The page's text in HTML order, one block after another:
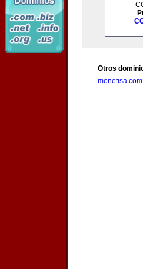
Otros
monetisa.com